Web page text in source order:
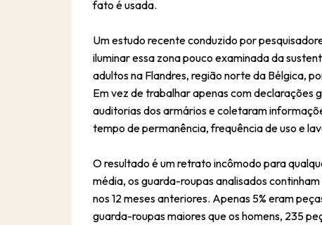
fato é usada.
Um estudo recente conduzido por
iluminar essa zona pouco examinada da
adultos na Flandres, região norte da Bélgica,
Em vez de trabalhar apenas com declarações
auditorias dos armários e coletaram
tempo de permanência, frequência de uso e
O resultado é um retrato incômodo para
média, os guarda-roupas analisados
nos 12 meses anteriores. Apenas 5% eram
guarda-roupas maiores que os homens, 235